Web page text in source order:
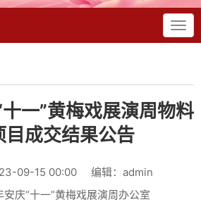
一”黄梅戏展演周物料
目成交结果公告
09-15 00:00
编辑：admin
庆“十一”黄梅戏展演周办公室